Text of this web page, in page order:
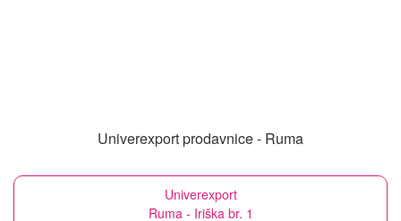
Univerexport prodavnice - Ruma
Univerexport
Ruma - Iriška br. 1